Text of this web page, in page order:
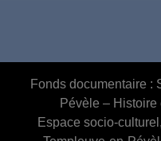
Fonds documentaire :
Pévèle –
Espace socio-